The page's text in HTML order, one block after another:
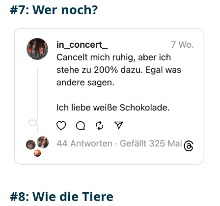
#7: Wer noch?
#8: Wie die Tiere